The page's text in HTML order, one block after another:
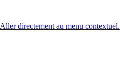
Aller directement au menu contextuel.